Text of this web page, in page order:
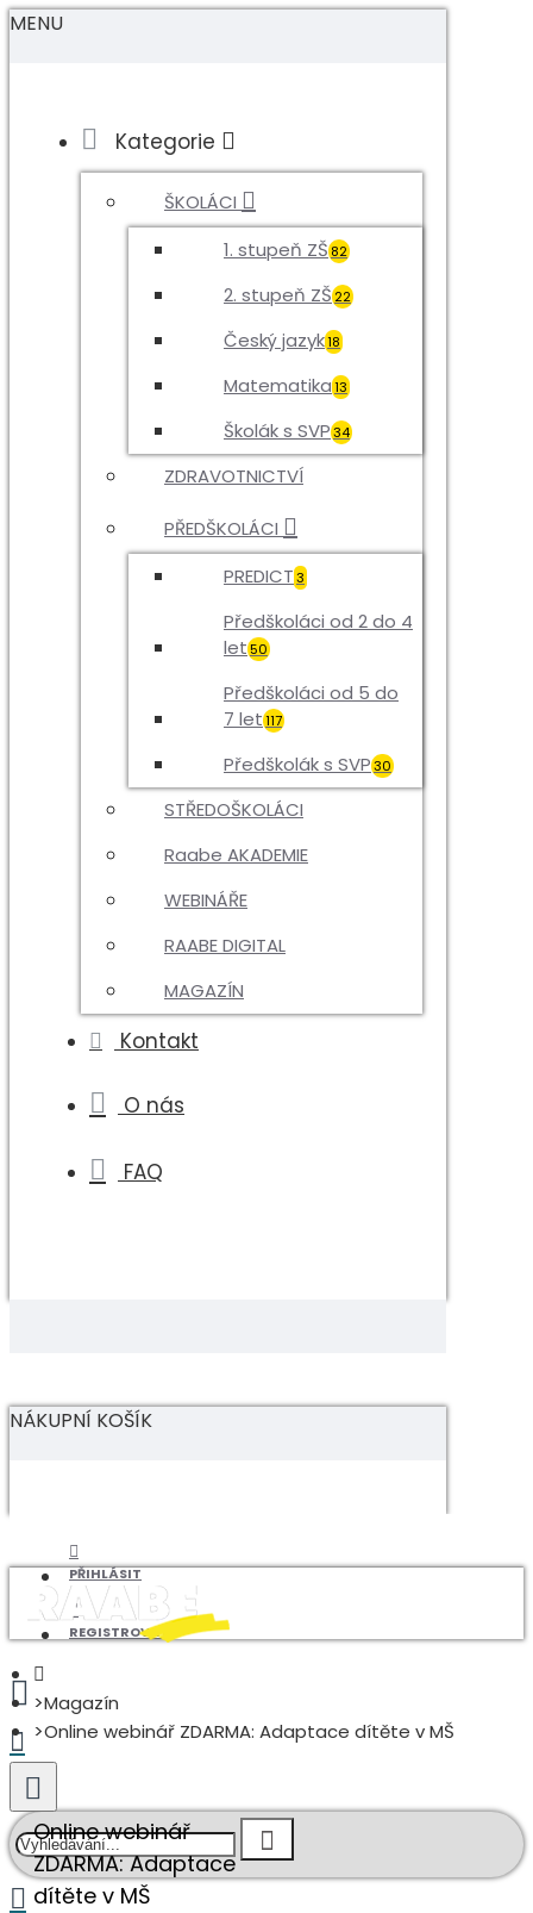
MENU
Kategorie
ŠKOLÁCI
1. stupeň ZŠ 82
2. stupeň ZŠ 22
Český jazyk18
Matematika13
Školák s SVP34
ZDRAVOTNICTVÍ
PŘEDŠKOLÁCI
PREDICT3
Předškoláci od 2 do 4
let50
Předškoláci od 5 do
7 let117
Předškolák s SVP30
STŘEDOŠKOLÁCI
Raabe AKADEMIE
WEBINÁŘE
RAABE DIGITAL
MAGAZÍN
Kontakt
O nás
FAQ
NÁKUPNÍ KOŠÍK
PŘIHLÁSIT
REGISTROVAT
Magazín
Online webinář ZDARMA: Adaptace dítěte v MŠ
Online webinář
ZDARMA: Adaptace
dítěte v MŠ